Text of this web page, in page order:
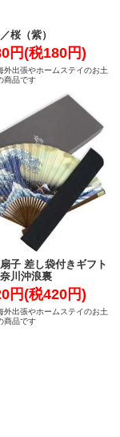
桜（紫）
円(税180円)
外出張やホームステイのお土
商品です
子 差し袋付きギフト
川沖浪裏
円(税420円)
外出張やホームステイのお土
商品です